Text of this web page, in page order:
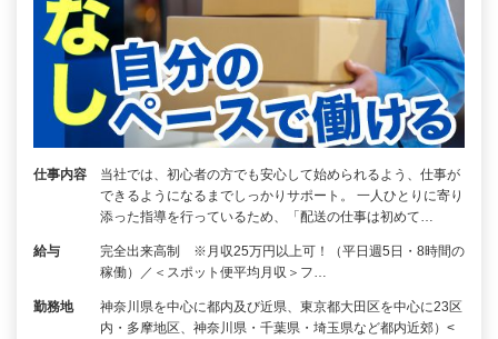
仕事内容
当社では、初心者の方でも安心して始められるよう、仕事が
できるようになるまでしっかりサポート。 一人ひとりに寄り
添った指導を行っているため、「配送の仕事は初めて…
給与
完全出来高制 ※月収25万円以上可！（平日週5日・8時間の
稼働）／＜スポット便平均月収＞フ…
勤務地
神奈川県を中心に都内及び近県、東京都大田区を中心に23区
内・多摩地区、神奈川県・千葉県・埼玉県など都内近郊）<